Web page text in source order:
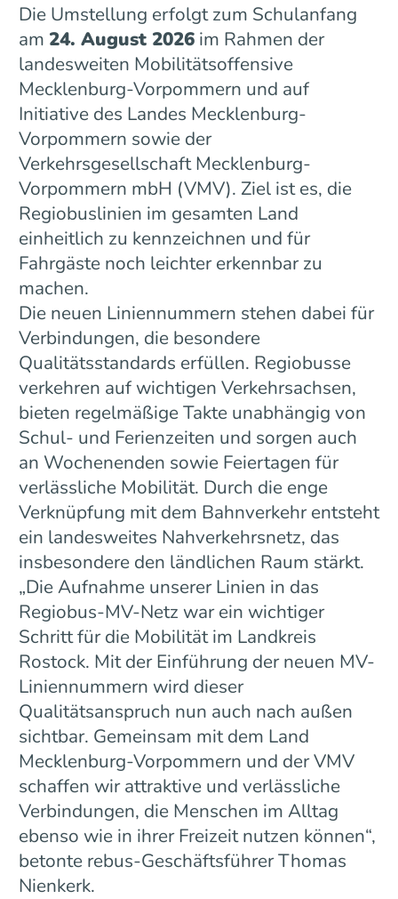
Die Umstellung erfolgt zum Schulanfang
am 24. August 2026im Rahmen der
landesweiten Mobilitätsoffensive
Mecklenburg-Vorpommern und auf
Initiative des Landes Mecklenburg-
Vorpommern sowie der
Verkehrsgesellschaft Mecklenburg-
Vorpommern mbH (VMV). Ziel ist es, die
Regiobuslinien im gesamten Land
einheitlich zu kennzeichnen und für
Fahrgäste noch leichter erkennbar zu
machen.
Die neuen Liniennummern stehen dabei für
Verbindungen, die besondere
Qualitätsstandards erfüllen. Regiobusse
verkehren auf wichtigen Verkehrsachsen,
bieten regelmäßige Takte unabhängig von
Schul- und Ferienzeiten und sorgen auch
an Wochenenden sowie Feiertagen für
verlässliche Mobilität. Durch die enge
Verknüpfung mit dem Bahnverkehr entsteht
ein landesweites Nahverkehrsnetz, das
insbesondere den ländlichen Raum stärkt.
„Die Aufnahme unserer Linien in das
Regiobus-MV-Netz war ein wichtiger
Schritt für die Mobilität im Landkreis
Rostock. Mit der Einführung der neuen MV-
Liniennummern wird dieser
Qualitätsanspruch nun auch nach außen
sichtbar. Gemeinsam mit dem Land
Mecklenburg-Vorpommern und der VMV
schaffen wir attraktive und verlässliche
Verbindungen, die Menschen im Alltag
ebenso wie in ihrer Freizeit nutzen können“,
betonte rebus-Geschäftsführer Thomas
Nienkerk.